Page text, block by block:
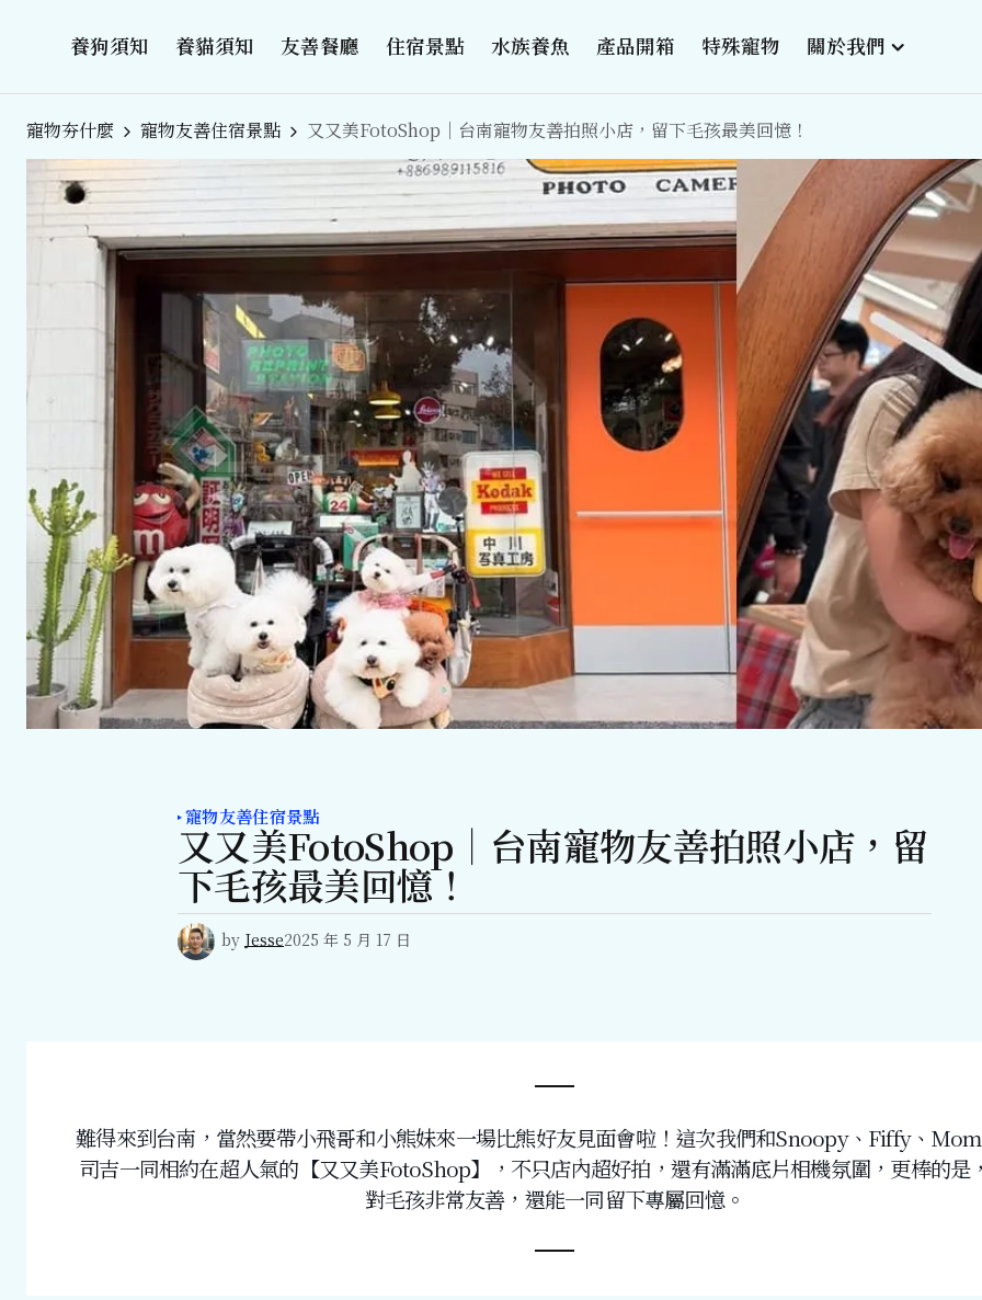
養狗須知 養貓須知 友善餐廳 住宿景點 水族養魚 產品開箱 特殊寵物 關於我們
寵物夯什麼 寵物友善住宿景點 又又美FotoShop｜台南寵物友善拍照小店，留下毛孩最美回憶！
寵物友善住宿景點
又又美FotoShop｜台南寵物友善拍照小店，留
下毛孩最美回憶！
by Jesse2025 年 5 月 17 日
難得來到台南，當然要帶小飛哥和小熊妹來一場比熊好友見面會啦！這次我們和Snoopy、Fiffy、
司吉一同相約在超人氣的【又又美FotoShop】，不只店內超好拍，還有滿滿底片相機氛圍，更棒的是
對毛孩非常友善，還能一同留下專屬回憶。